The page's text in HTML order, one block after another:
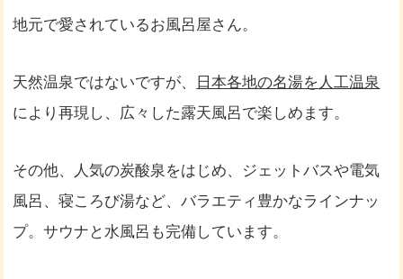
地元で愛されているお風呂屋さん。
天然温泉ではないですが、
日本各地の名湯を人工温泉
により再現し、広々した露天風呂で楽しめます。
その他、人気の炭酸泉をはじめ、ジェットバスや電気
風呂、寝ころび湯など、バラエティ豊かなラインナッ
プ。サウナと水風呂も完備しています。